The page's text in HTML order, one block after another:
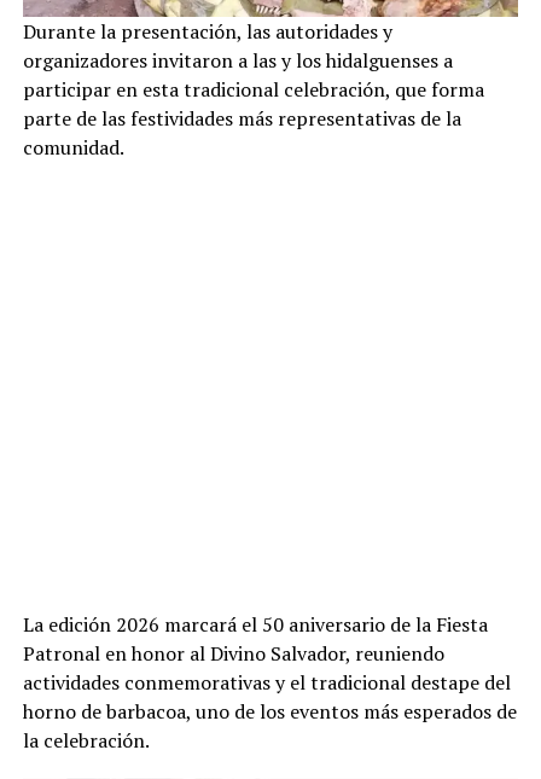
Durante la presentación, las autoridades y
organizadores invitaron a las y los hidalguenses a
participar en esta tradicional celebración, que forma
parte de las festividades más representativas de la
comunidad.
La edición 2026 marcará el 50 aniversario de la Fiesta
Patronal en honor al Divino Salvador, reuniendo
actividades conmemorativas y el tradicional destape del
horno de barbacoa, uno de los eventos más esperados de
la celebración.